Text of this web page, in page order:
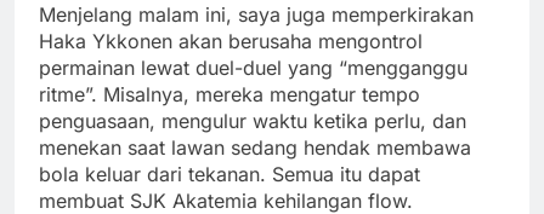
Menjelang malam ini, saya juga memperkirakan
Haka Ykkonen akan berusaha mengontrol
permainan lewat duel-duel yang “mengganggu
ritme”. Misalnya, mereka mengatur tempo
penguasaan, mengulur waktu ketika perlu, dan
menekan saat lawan sedang hendak membawa
bola keluar dari tekanan. Semua itu dapat
membuat SJK Akatemia kehilangan flow.